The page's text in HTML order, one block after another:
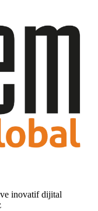
inovatif dijital